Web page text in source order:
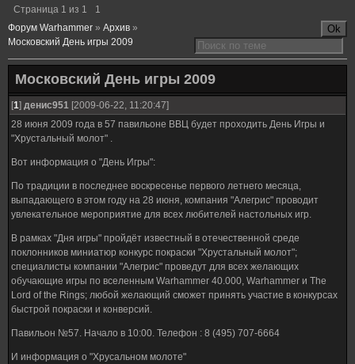
Страница 1 из 1
1
Форум Warhammer » Архив »
Московский День игры 2009
Московский День игры 2009
[1] денис951 [2009-06-22, 11:20:47]
28 июня 2009 года в 57 павильоне ВВЦ будет проходить День Игры и
"Хрустальный молот" .
Вот информация о "День Игры":
По традиции в последнее воскресенье первого летнего месяца,
выпадающего в этом году на 28 июня, компания "Алегрис" проводит
увлекательное мероприятие для всех любителей настольных игр.
В рамках "Дня игры" пройдёт известный в отечественной среде
поклонников миниатюр конкурс покраски "Хрустальный молот";
специалисты компании "Алегрис" проведут для всех желающих
обучающие игры по вселенным Warhammer 40.000, Warhammer и The
Lord of the Rings; любой желающий сможет принять участие в конкурсах
быстрой покраски и конверсий.
Павильон №57. Начало в 10:00. Телефон : 8 (495) 707-6664
И информация о "Хрусальном молоте"